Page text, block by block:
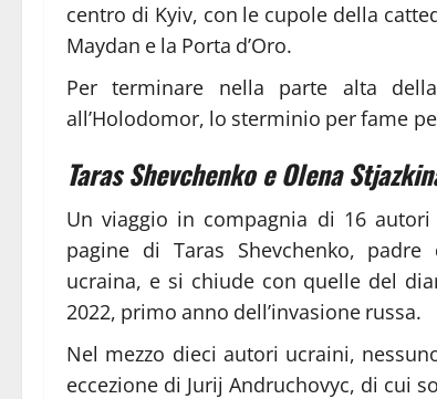
centro di Kyiv, con le cupole della
Maydan e la Porta d’Oro.
Per terminare nella parte alta
all’Holodomor, lo sterminio per fame
Taras Shevchenko e Olena
Un viaggio in compagnia di 16
pagine di Taras Shevchenko,
ucraina, e si chiude con quelle del
2022, primo anno dell’invasione russa.
Nel mezzo dieci autori ucraini,
eccezione di Jurij Andruchovyc, di cui